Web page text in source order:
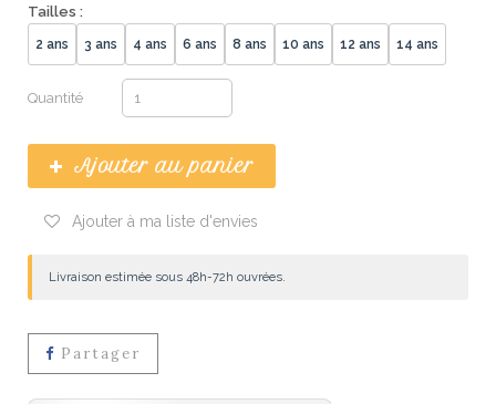
Tailles :
2 ans 3 ans 4 ans 6 ans 8 ans 10 ans 12 ans 14 ans
Quantité
Ajouter au panier
Ajouter à ma liste d'envies
Livraison estimée sous 48h-72h ouvrées.
Partager